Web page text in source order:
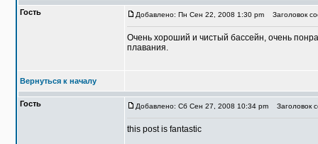
Гость Добавлено: Пн Сен 22, 2008 1:30 pm Заголовок
Очень хороший и чистый бассейн, очень
плавания.
Вернуться к началу
Гость Добавлено: Сб Сен 27, 2008 10:34 pm Заголовок
this post is fantastic